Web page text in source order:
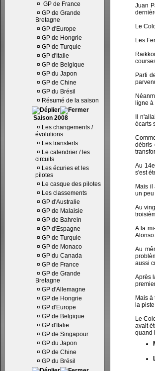
¤ GP de France
¤ GP de Grande
Bretagne
¤ GP d'Europe
¤ GP de Hongrie
¤ GP de Turquie
¤ GP d'Italie
¤ GP de Belgique
¤ GP du Japon
¤ GP de Chine
¤ GP du Brésil
¤ Résumé de la saison
Saison 2008
¤ Les changements /
évolutions
¤ Les transferts
¤ Le calendrier / les
circuits
¤ Les écuries et les
pilotes
¤ Le casque des pilotes
¤ Les classements
¤ GP d'Australie
¤ GP de Malaisie
¤ GP de Bahrein
¤ GP d'Espagne
¤ GP de Turquie
¤ GP de Monaco
¤ GP du Canada
¤ GP de France
¤ GP de Grande
Bretagne
¤ GP d'Allemagne
¤ GP de Hongrie
¤ GP d'Europe
¤ GP de Belgique
¤ GP d'Italie
¤ GP de Singapour
¤ GP du Japon
¤ GP de Chine
¤ GP du Brésil
Juan
Le
Les
Parti
ligne
Il
écarts
débris
Au
s'est
Mais il
un
Au
A la
Alonso.
Au
aussi
Après
Mais
la
Le
avait
quand